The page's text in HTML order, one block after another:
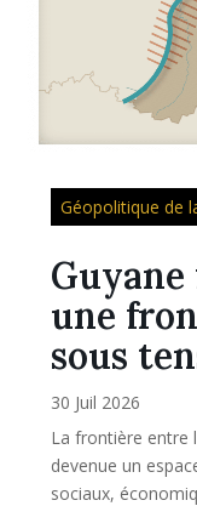
Géopolitique de
Guyane
une
sous
30 Juil 2026
La frontière entre
devenue un
sociaux,